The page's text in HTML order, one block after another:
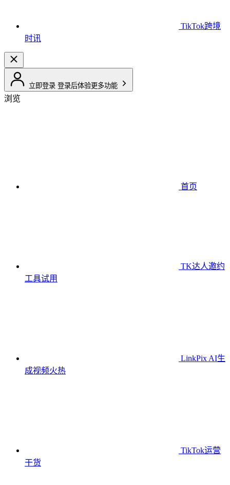
TikTok跨境
时讯
立即登录 登录后体验更多功能
浏览
首页
TK达人邀约
工具试用
LinkPix AI生
成视频火热
TikTok运营
干货